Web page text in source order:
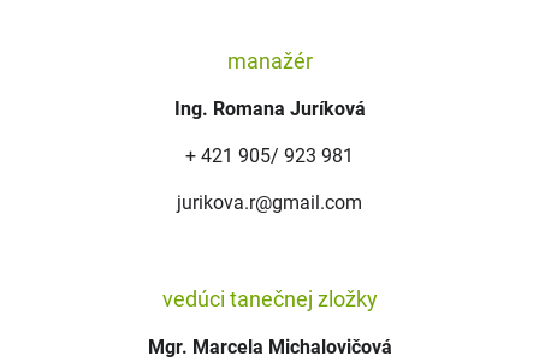
manažér
Ing. Romana Juríková
+ 421 905/ 923 981
jurikova.r@gmail.com
vedúci tanečnej zložky
Mgr. Marcela Michalovičová